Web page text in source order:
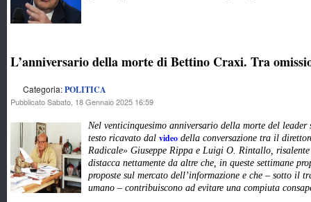
L’anniversario della morte di Bettino Craxi. Tra
Categoria:POLITICA
Pubblicato Sabato, 18 Gennaio 2025 16:59
Nel venticinquesimo anniversario della morte del
testo ricavato dal video della conversazione tra il
Radicale» Giuseppe Rippa e Luigi O. Rintallo,
distacca nettamente da altre che, in queste settimane
proposte sul mercato dell’informazione e che – sotto il
umano – contribuiscono ad evitare una compiuta